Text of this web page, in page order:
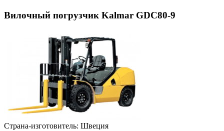
Вилочный погрузчик Kalmar GDC80-9
Страна-изготовитель: Швеция